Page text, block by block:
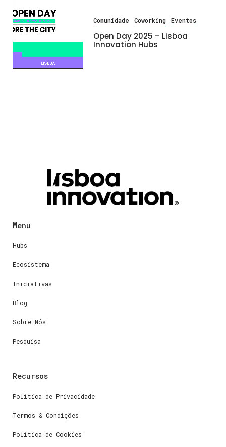
Comunidade Coworking Eventos
Open Day 2025 – Lisboa
Innovation Hubs
Menu
Hubs
Ecosistema
Iniciativas
Blog
Sobre Nós
Pesquisa
Recursos
Política de Privacidade
Termos & Condições
Política de Cookies